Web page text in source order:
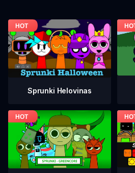
Sprunki Helovinas